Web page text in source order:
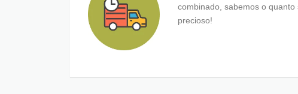
combinado, sabemos o quanto
precioso!